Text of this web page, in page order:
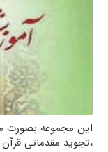
این مجموعه بصورت
،تجوید مقدماتی قرآن کریم را در ۱۰